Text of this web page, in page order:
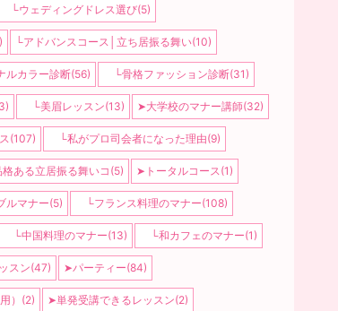
└ウェディングドレス選び(5)
└アドバンスコース│立ち居振る舞い(10)
カラー診断(56) └骨格ファッション診断(31)
└美眉レッスン(13) ➤大学校のマナー講師(32)
(107) └私がプロ司会者になった理由(9)
ある立居振る舞いコ(5) ➤トータルコース(1)
ルマナー(5) └フランス料理のマナー(108)
└中国料理のマナー(13) └和カフェのマナー(1)
スン(47) ➤パーティー(84)
）(2) ➤単発受講できるレッスン(2)